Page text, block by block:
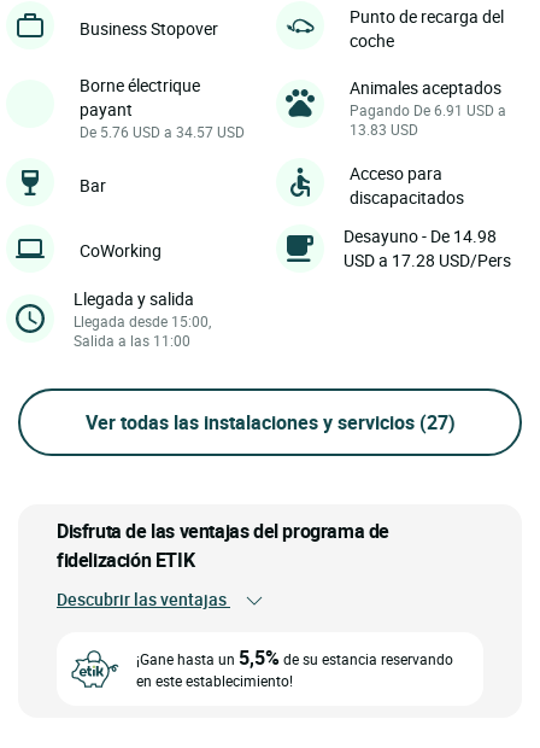
Business Stopover
Punto de recarga del
coche
Borne électrique
payant
De 5.76 USD a 34.57 USD
Animales aceptados
Pagando De 6.91 USD a
13.83 USD
Bar
Acceso para
discapacitados
CoWorking
Desayuno - De 14.98
USD a 17.28 USD/Pers
Llegada y salida
Llegada desde 15:00,
Salida a las 11:00
Ver todas las instalaciones y servicios (27)
Disfruta de las ventajas del programa de
fidelización ETIK
Descubrir las ventajas
¡Gane hasta un 5,5%de su estancia reservando
en este establecimiento!